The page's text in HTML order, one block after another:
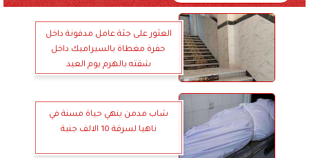
العثور على جثة عامل مدفونة داخل
حفرة مغطاة بالسيراميك داخل
شقته بالهرم يوم العيد
شاب مدمن ينهي حياة مسنة في
ناهيا لسرقة 10 الالف جنية